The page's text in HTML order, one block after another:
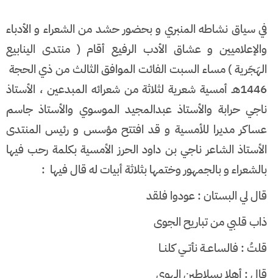
في سياق نشاطه المنبري و بحضور حشد من الشعراء و الأدباء
والإعلاميين و عشاق الأدب الرفيع أقام ( منتدى الينابيع
الهَجَرية ) مساء السبت الفائت الموافق الثالث من ذي الحجة
1446هـ أمسية شعرية لثلاثة من شعرائه المبدعين ، الأستاذ
ناجي حرابة والأستاذ عبدالمجيد الموسوي والأستاذ جاسم
عساكر مديرا للأمسية و قد افتتح مؤسس و رئيس المنتدى
الأستاذ الشاعر ناجي بن داود الحرز الأمسية بكلمة رحب فيها
بالشعراء و بالجمهور وختمها بثلاثة أبيات له قال فيها :
قال لي البستان : عودوا فلقد
ذاب قلبي من تباريح الجوى
قلتُ : فالساعــة نأتــي كلنــا
قال : أهلا بسلاطين الهوى